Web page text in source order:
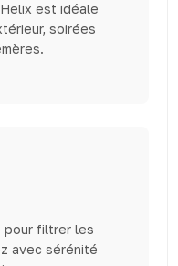
est idéale
soirées
pour filtrer les
avec sérénité